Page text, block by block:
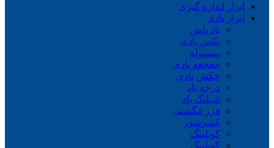
ابزار اندازه گیری
ابزار بادی
باد پاش
بکس بادی
پیستوله
جغجغه بادی
چکش بادی
درجه باد
شیلنگ باد
فرز انگشتی
کمپرسور
کوبلینگ
کوپلینگ